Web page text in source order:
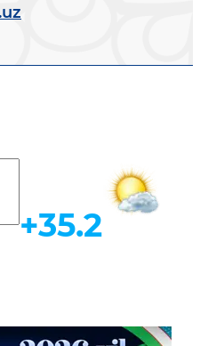
Ob-havo
+35.2